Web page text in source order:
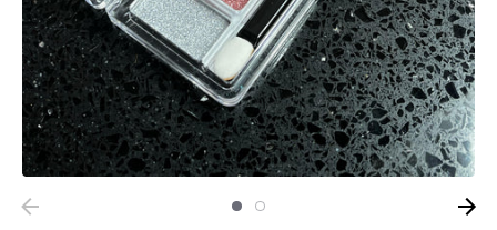
Herramientas
Spa para Manos y Pies
Complementos para Mesa